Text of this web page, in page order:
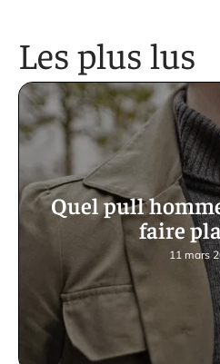
Les plus lus
Quel pull
faire
11 mars